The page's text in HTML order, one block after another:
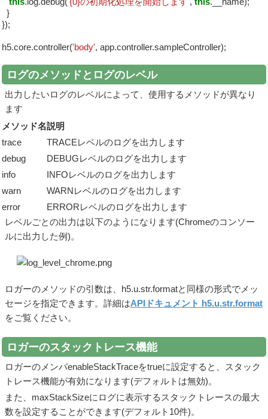
}
});
h5.core.controller('body', app.controller.sampleController);
ログのメソッドとログのレベル
出力したいログのレベルによって、使用するメソッドが異なり
ます
メソッド名説明
trace
TRACEレベルのログを出力します
debug
DEBUGレベルのログを出力します
info
INFOレベルのログを出力します
warn
WARNレベルのログを出力します
error
ERRORレベルのログを出力します
レベルごとの出力は以下のようになります(Chromeのコンソー
ルに出力した例)。
ロガーのメソッドの引数は、 h5.u.str.formatと同様の形式でメッ
セージを指定できます。詳細はAPIドキュメント h5.u.str.format
をご覧ください。
ロガーのスタックトレース機能
ロガーのメンバenableStackTraceをtrueに設定すると、スタック
トレース機能が有効になります(デフォルトは無効)。
また、 maxStackSizeにログに表示するスタックトレースの最大
数を設定することができます(デフォルト10件)。